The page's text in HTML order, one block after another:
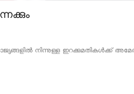
നിന്നുള്ള ഇറക്കുമതികൾക്ക്